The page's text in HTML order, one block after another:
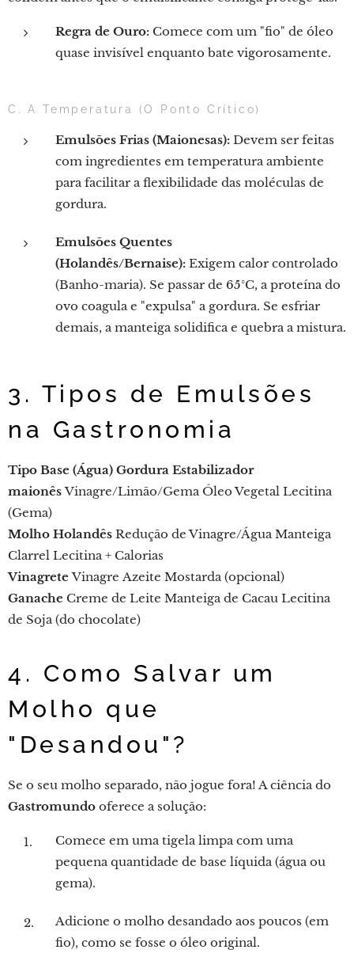
Regra de Ouro: Comece com um "fio" de óleo
quase invisível enquanto bate vigorosamente.
C. A Temperatura (O Ponto Crítico)
Emulsões Frias (Maionesas): Devem ser feitas
com ingredientes em temperatura ambiente
para facilitar a flexibilidade das moléculas de
gordura.
Emulsões Quentes
(Holandês/Bernaise): Exigem calor controlado
(Banho-maria). Se passar de 65°C, a proteína do
ovo coagula e "expulsa" a gordura. Se esfriar
demais, a manteiga solidifica e quebra a mistura.
3. Tipos de Emulsões
na Gastronomia
Tipo Base (Água) Gordura Estabilizador
maionês Vinagre/Limão/Gema Óleo Vegetal Lecitina
(Gema)
Molho Holandês Redução de Vinagre/Água Manteiga
Clarrel Lecitina + Calorias
Vinagrete Vinagre Azeite Mostarda (opcional)
Ganache Creme de Leite Manteiga de Cacau Lecitina
de Soja (do chocolate)
4. Como Salvar um
Molho que
"Desandou"?
Se o seu molho separado, não jogue fora! A ciência do
Gastromundo oferece a solução:
Comece em uma tigela limpa com uma
pequena quantidade de base líquida (água ou
gema).
Adicione o molho desandado aos poucos (em
fio), como se fosse o óleo original.